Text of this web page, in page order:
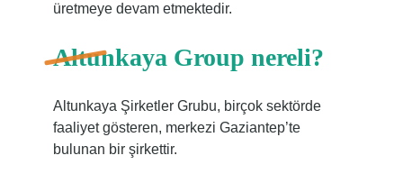
üretmeye devam etmektedir.
Altunkaya Group nereli?
Altunkaya Şirketler Grubu, birçok sektörde
faaliyet gösteren, merkezi Gaziantep’te
bulunan bir şirkettir.